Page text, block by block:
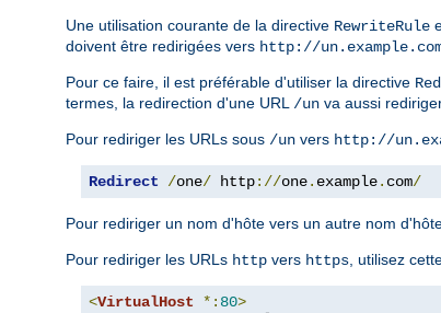
Une utilisation courante de la directive RewriteRule
doivent être redirigées vers http://
Pour ce faire, il est préférable d'utiliser la directive
termes, la redirection d'une URL /un va aussi
Pour rediriger les URLs sous /un vers http://
Redirect /one/ http://one. example. com/
Pour rediriger un nom d'hôte vers un autre nom
Pour rediriger les URLs http vers https , utilisez
<VirtualHost *: 80>